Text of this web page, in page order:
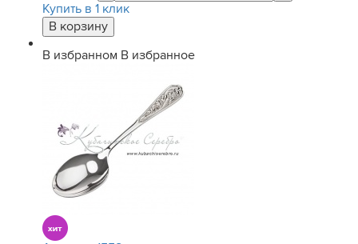
Купить в 1 клик
В избранном В избранное